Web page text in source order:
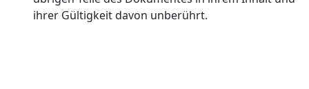
ihrer Gültigkeit davon unberührt.